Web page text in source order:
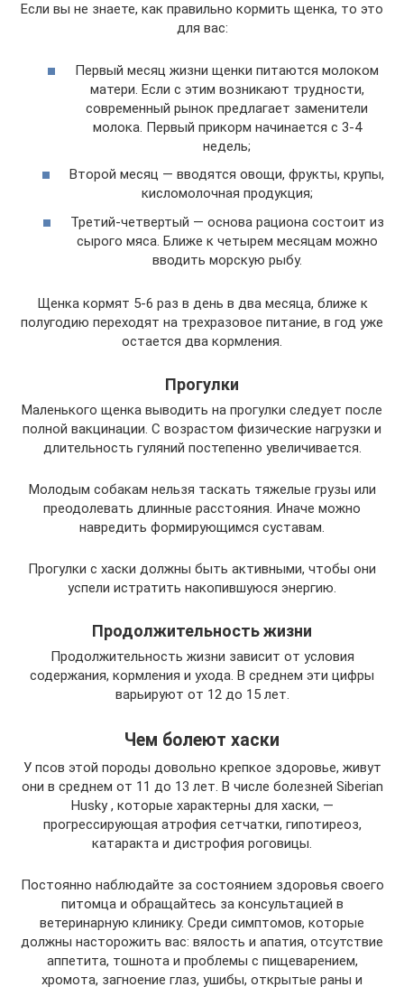
Если вы не знаете, как правильно кормить щенка, то это
для вас:
Первый месяц жизни щенки питаются молоком
матери. Если с этим возникают трудности,
современный рынок предлагает заменители
молока. Первый прикорм начинается с 3-4
недель;
Второй месяц — вводятся овощи, фрукты, крупы,
кисломолочная продукция;
Третий-четвертый — основа рациона состоит из
сырого мяса. Ближе к четырем месяцам можно
вводить морскую рыбу.
Щенка кормят 5-6 раз в день в два месяца, ближе к
полугодию переходят на трехразовое питание, в год уже
остается два кормления.
Прогулки
Маленького щенка выводить на прогулки следует после
полной вакцинации. С возрастом физические нагрузки и
длительность гуляний постепенно увеличивается.
Молодым собакам нельзя таскать тяжелые грузы или
преодолевать длинные расстояния. Иначе можно
навредить формирующимся суставам.
Прогулки с хаски должны быть активными, чтобы они
успели истратить накопившуюся энергию.
Продолжительность жизни
Продолжительность жизни зависит от условия
содержания, кормления и ухода. В среднем эти цифры
варьируют от 12 до 15 лет.
Чем болеют хаски
У псов этой породы довольно крепкое здоровье, живут
они в среднем от 11 до 13 лет. В числе болезней Siberian
Husky , которые характерны для хаски, —
прогрессирующая атрофия сетчатки, гипотиреоз,
катаракта и дистрофия роговицы.
Постоянно наблюдайте за состоянием здоровья своего
питомца и обращайтесь за консультацией в
ветеринарную клинику. Среди симптомов, которые
должны насторожить вас: вялость и апатия, отсутствие
аппетита, тошнота и проблемы с пищеварением,
хромота, загноение глаз, ушибы, открытые раны и